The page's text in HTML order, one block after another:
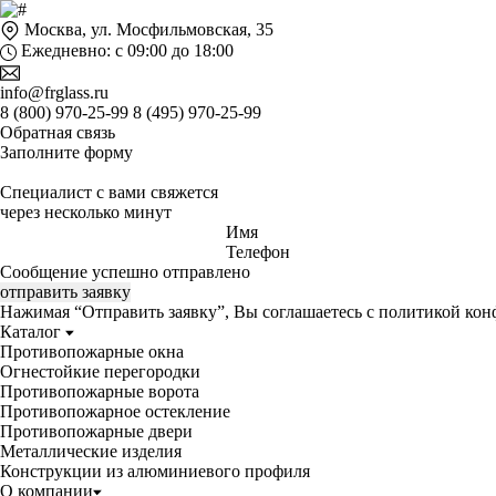
Москва, ул. Мосфильмовская, 35
Ежедневно: с 09:00 до 18:00
info@frglass.ru
8 (800) 970-25-99 8 (495) 970-25-99
Обратная связь
Заполните форму
Специалист с вами свяжется
через несколько минут
Имя
Телефон
Сообщение успешно отправлено
отправить заявку
Нажимая “Отправить заявку”, Вы соглашаетесь с политикой
Каталог
Противопожарные окна
Огнестойкие перегородки
Противопожарные ворота
Противопожарное остекление
Противопожарные двери
Металлические изделия
Конструкции из алюминиевого профиля
О компании